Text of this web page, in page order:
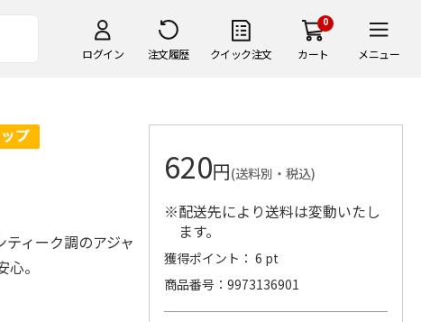
ログイン 注文履歴 クイック注文
0
カート メニュー
ィーク調のアジャ
。
620円(送料別・税込)
※配送先により送料は変動いたし
ます。
獲得ポイント： 6 pt
商品番号
9973136901